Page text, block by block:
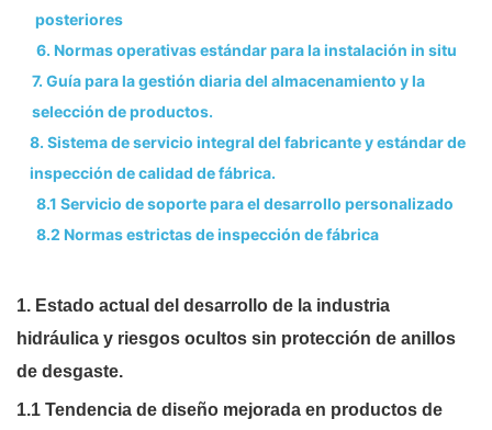
posteriores
6. Normas operativas estándar para la instalación in situ
7. Guía para la gestión diaria del almacenamiento y la
selección de productos.
8. Sistema de servicio integral del fabricante y estándar de
inspección de calidad de fábrica.
8.1 Servicio de soporte para el desarrollo personalizado
8.2 Normas estrictas de inspección de fábrica
1. Estado actual del desarrollo de la industria
hidráulica y riesgos ocultos sin protección de anillos
de desgaste.
1.1 Tendencia de diseño mejorada en productos de